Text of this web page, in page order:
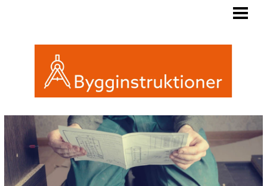
ATTEFALL ELLER FRIGGEBOD
INREDA EN FRIGGEBOD